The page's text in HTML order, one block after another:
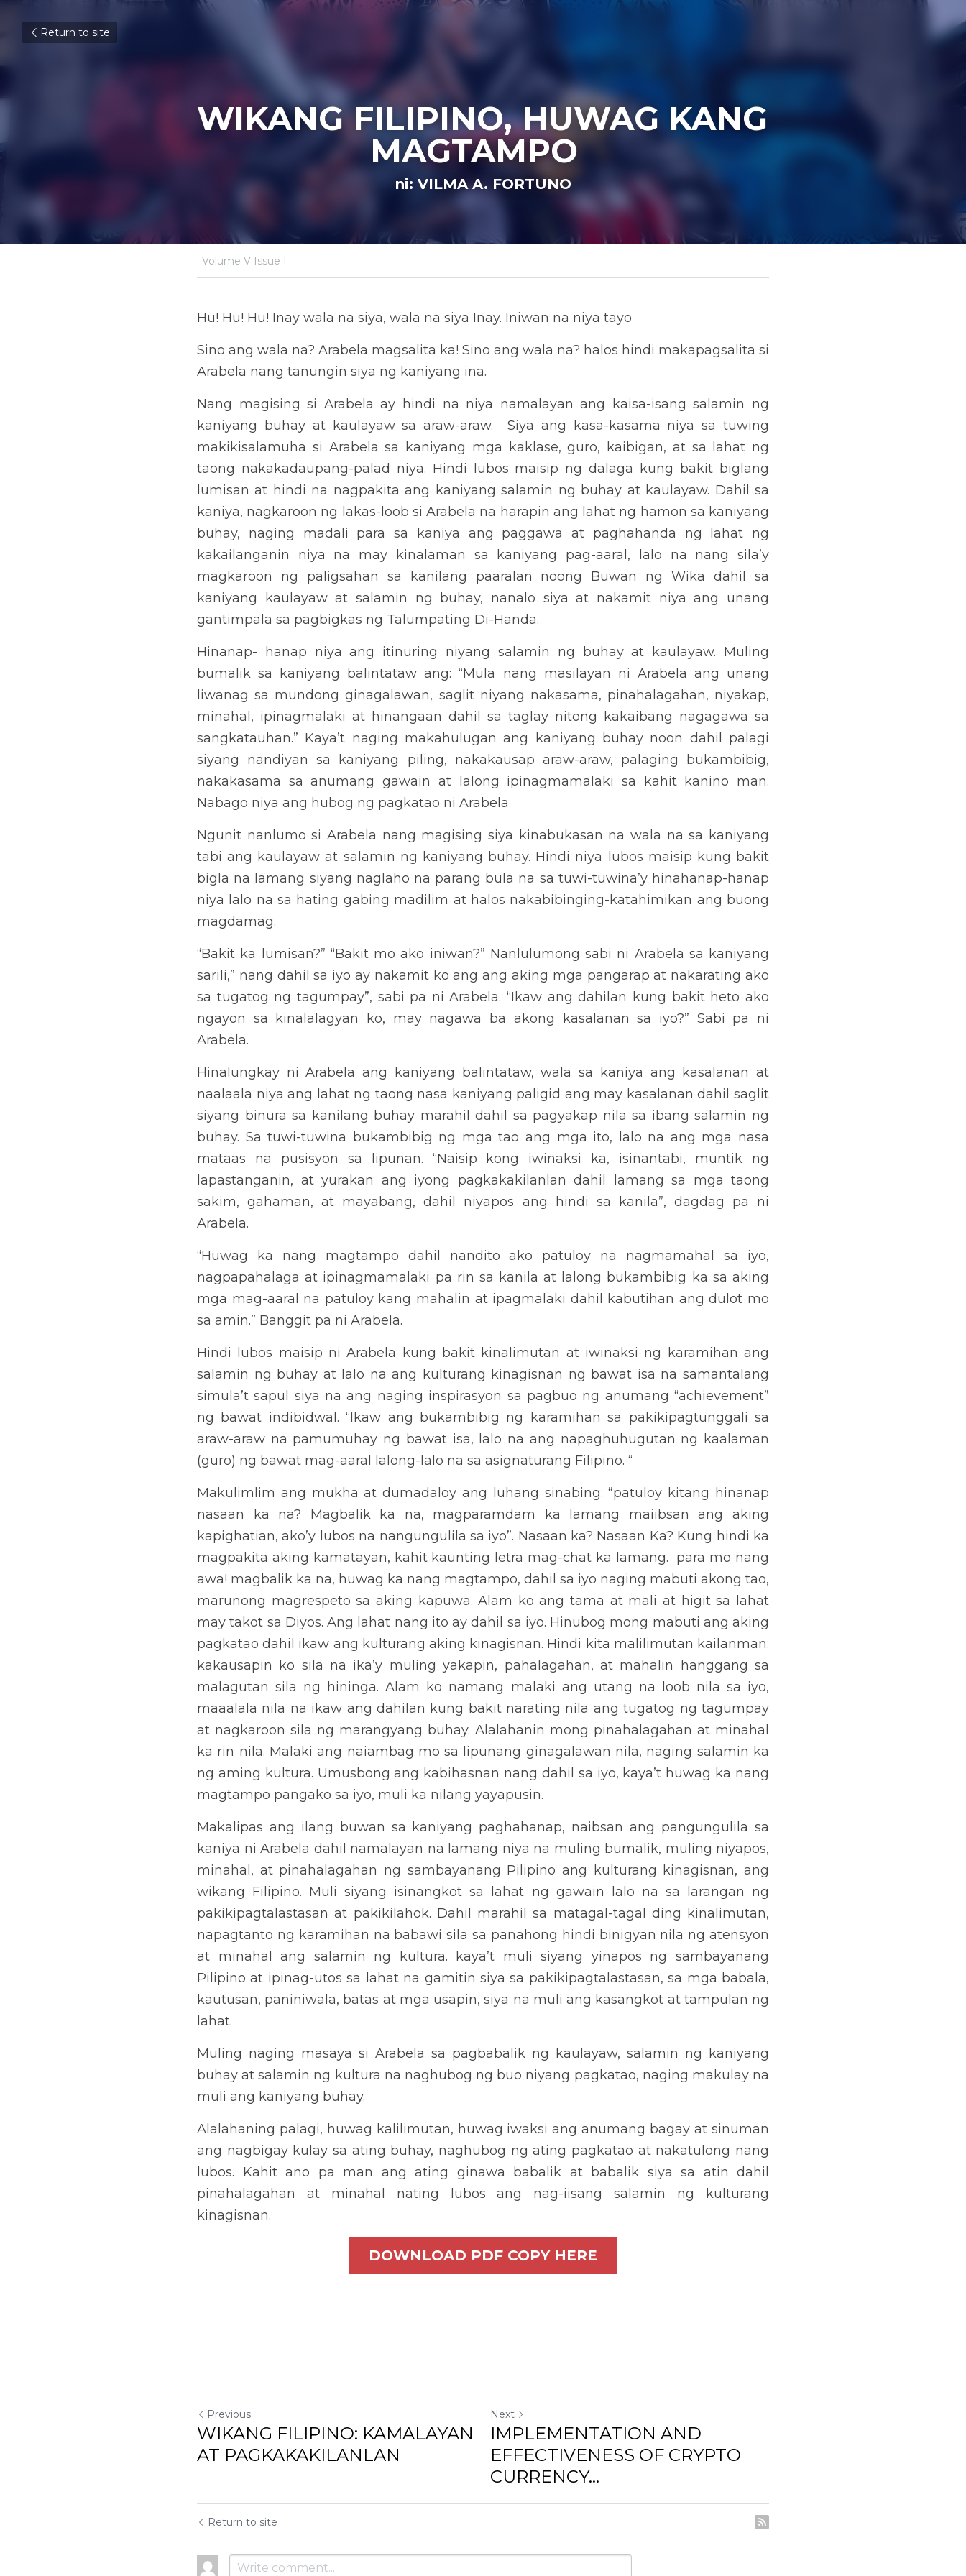
Return to site
WIKANG FILIPINO, HUWAG
KANG MAGTAMPO
ni: VILMA A. FORTUNO
August 31, 2023·Volume V Issue I
Hu! Hu! Hu! Inay wala na siya, wala na siya Inay. Iniwan na niya tayo
Sino ang wala na? Arabela magsalita ka! Sino ang wala na? halos hindi makapagsalita si Arabela nang tanungin siya
ng kaniyang ina.
Nang magising si Arabela ay hindi na niya namalayan ang kaisa-isang salamin ng kaniyang buhay at kaulayaw sa araw-
araw.  Siya ang kasa-kasama niya sa tuwing makikisalamuha si Arabela sa kaniyang mga kaklase, guro, kaibigan, at sa
lahat ng taong nakakadaupang-palad niya. Hindi lubos maisip ng dalaga kung bakit biglang lumisan at hindi na
nagpakita ang kaniyang salamin ng buhay at kaulayaw. Dahil sa kaniya, nagkaroon ng lakas-loob si Arabela na harapin
ang lahat ng hamon sa kaniyang buhay, naging madali para sa kaniya ang paggawa at paghahanda ng lahat ng
kakailanganin niya na may kinalaman sa kaniyang pag-aaral, lalo na nang sila’y magkaroon ng paligsahan sa kanilang
paaralan noong Buwan ng Wika dahil sa kaniyang kaulayaw at salamin ng buhay, nanalo siya at nakamit niya ang unang
gantimpala sa pagbigkas ng Talumpating Di-Handa.
Hinanap- hanap niya ang itinuring niyang salamin ng buhay at kaulayaw. Muling bumalik sa kaniyang balintataw ang:
“Mula nang masilayan ni Arabela ang unang liwanag sa mundong ginagalawan, saglit niyang nakasama, pinahalagahan,
niyakap, minahal, ipinagmalaki at hinangaan dahil sa taglay nitong kakaibang nagagawa sa sangkatauhan.” Kaya’t
naging makahulugan ang kaniyang buhay noon dahil palagi siyang nandiyan sa kaniyang piling, nakakausap araw-araw,
palaging bukambibig, nakakasama sa anumang gawain at lalong ipinagmamalaki sa kahit kanino man. Nabago niya ang
hubog ng pagkatao ni Arabela.
Ngunit nanlumo si Arabela nang magising siya kinabukasan na wala na sa kaniyang tabi ang kaulayaw at salamin ng
kaniyang buhay. Hindi niya lubos maisip kung bakit bigla na lamang siyang naglaho na parang bula na sa tuwi-tuwina’y
hinahanap-hanap niya lalo na sa hating gabing madilim at halos nakabibinging-katahimikan ang buong magdamag.
“Bakit ka lumisan?” “Bakit mo ako iniwan?” Nanlulumong sabi ni Arabela sa kaniyang sarili,” nang dahil sa iyo ay
dahilan kung bakit heto ako ngayon sa kinalalagyan ko, may nagawa ba akong kasalanan sa iyo?” Sabi pa ni Arabela.
Hinalungkay ni Arabela ang kaniyang balintataw, wala sa kaniya ang kasalanan at naalaala niya ang lahat ng taong
nasa kaniyang paligid ang may kasalanan dahil saglit siyang binura sa kanilang buhay marahil dahil sa pagyakap nila sa
ibang salamin ng buhay. Sa tuwi-tuwina bukambibig ng mga tao ang mga ito, lalo na ang mga nasa mataas na
pagkakakilanlan dahil lamang sa mga taong sakim, gahaman, at mayabang, dahil niyapos ang hindi sa kanila”, dagdag
pa ni Arabela.
“Huwag ka nang magtampo dahil nandito ako patuloy na nagmamahal sa iyo, nagpapahalaga at ipinagmamalaki pa rin
sa kanila at lalong bukambibig ka sa aking mga mag-aaral na patuloy kang mahalin at ipagmalaki dahil kabutihan ang
Hindi lubos maisip ni Arabela kung bakit kinalimutan at iwinaksi ng karamihan ang salamin ng buhay at lalo na ang
kulturang kinagisnan ng bawat isa na samantalang simula’t sapul siya na ang naging inspirasyon sa pagbuo ng
anumang “achievement” ng bawat indibidwal. “Ikaw ang bukambibig ng karamihan sa pakikipagtunggali sa araw-araw
na pamumuhay ng bawat isa, lalo na ang napaghuhugutan ng kaalaman (guro) ng bawat mag-aaral lalong-lalo na sa
asignaturang Filipino. “
Makulimlim ang mukha at dumadaloy ang luhang sinabing: “patuloy kitang hinanap nasaan ka na? Magbalik ka na,
magparamdam ka lamang maiibsan ang aking kapighatian, ako’y lubos na nangungulila sa iyo”. Nasaan ka? Nasaan Ka?
Kung hindi ka magpakita aking kamatayan, kahit kaunting letra mag-chat ka lamang.  para mo nang awa! magbalik ka
na, huwag ka nang magtampo, dahil sa iyo naging mabuti akong tao, marunong magrespeto sa aking kapuwa. Alam ko
ang tama at mali at higit sa lahat may takot sa Diyos. Ang lahat nang ito ay dahil sa iyo. Hinubog mong mabuti ang
aking pagkatao dahil ikaw ang kulturang aking kinagisnan. Hindi kita malilimutan kailanman.  kakausapin ko sila na
utang na loob nila sa iyo, maaalala nila na ikaw ang dahilan kung bakit narating nila ang tugatog ng tagumpay at
nagkaroon sila ng marangyang buhay. Alalahanin mong pinahalagahan at minahal ka rin nila. Malaki ang naiambag mo
sa lipunang ginagalawan nila, naging salamin ka ng aming kultura. Umusbong ang kabihasnan nang dahil sa iyo, kaya’t
huwag ka nang magtampo pangako sa iyo, muli ka nilang yayapusin.
Makalipas ang ilang buwan sa kaniyang paghahanap, naibsan ang pangungulila sa kaniya ni Arabela dahil namalayan na
kinagisnan, ang wikang Filipino. Muli siyang isinangkot sa lahat ng gawain lalo na sa larangan ng pakikipagtalastasan
at pakikilahok. Dahil marahil sa matagal-tagal ding kinalimutan, napagtanto ng karamihan na babawi sila sa panahong
hindi binigyan nila ng atensyon at minahal ang salamin ng kultura. kaya’t muli siyang yinapos ng sambayanang Pilipino
at ipinag-utos sa lahat na gamitin siya sa pakikipagtalastasan, sa mga babala, kautusan, paniniwala, batas at mga
usapin, siya na muli ang kasangkot at tampulan ng lahat.
Muling naging masaya si Arabela sa pagbabalik ng kaulayaw, salamin ng kaniyang buhay at salamin ng kultura na
naghubog ng buo niyang pagkatao, naging makulay na muli ang kaniyang buhay.
Alalahaning palagi, huwag kalilimutan, huwag iwaksi ang anumang bagay at sinuman ang nagbigay kulay sa ating
buhay, naghubog ng ating pagkatao at nakatulong nang lubos. Kahit ano pa man ang ating ginawa babalik at babalik
siya sa atin dahil pinahalagahan at minahal nating lubos ang nag-iisang salamin ng kulturang kinagisnan.
DOWNLOAD PDF COPY HERE
Previous
WIKANG FILIPINO:
KAMALAYAN AT
PAGKAKAKILANLAN
Next
IMPLEMENTATION AND
EFFECTIVENESS OF CRYPTO
CURRENCY...
Return to site